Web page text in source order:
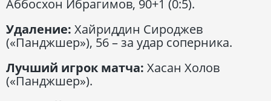
Аббосхон Ибрагимов, 90+1 (0:5).
Удаление: Хайриддин Сироджев
(«Панджшер»), 56 – за удар соперника.
Лучший игрок матча: Хасан Холов
(«Панджшер»).